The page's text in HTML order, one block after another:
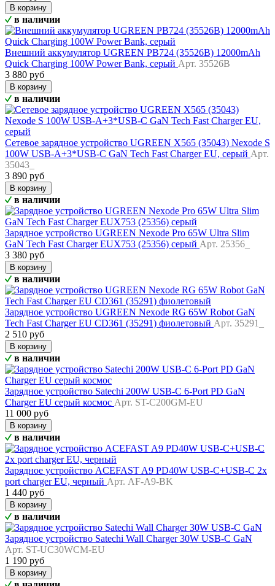
В корзину
в наличии
Внешний аккумулятор UGREEN PB724 (35526B) 12000mAh
Quick Charging 100W Power Bank, серый Арт. 35526B
3 880 руб
В корзину
в наличии
Сетевое зарядное устройство UGREEN X565 (35043) Nexode S
100W USB-A+3*USB-C GaN Tech Fast Charger EU, серый Арт.
35043_
3 890 руб
В корзину
в наличии
Зарядное устройство UGREEN Nexode Pro 65W Ultra Slim
GaN Tech Fast Charger EUX753 (25356) серый Арт. 25356_
3 380 руб
В корзину
в наличии
Зарядное устройство UGREEN Nexode RG 65W Robot GaN
Tech Fast Charger EU CD361 (35291) фиолетовый Арт. 35291_
2 510 руб
В корзину
в наличии
Зарядное устройство Satechi 200W USB-C 6-Port PD GaN
Charger EU серый космос Арт. ST-C200GM-EU
11 000 руб
В корзину
в наличии
Зарядное устройство ACEFAST A9 PD40W USB-C+USB-C 2x
port charger EU, черный Арт. AF-A9-BK
1 440 руб
В корзину
в наличии
Зарядное устройство Satechi Wall Charger 30W USB-C GaN
Арт. ST-UC30WCM-EU
1 190 руб
В корзину